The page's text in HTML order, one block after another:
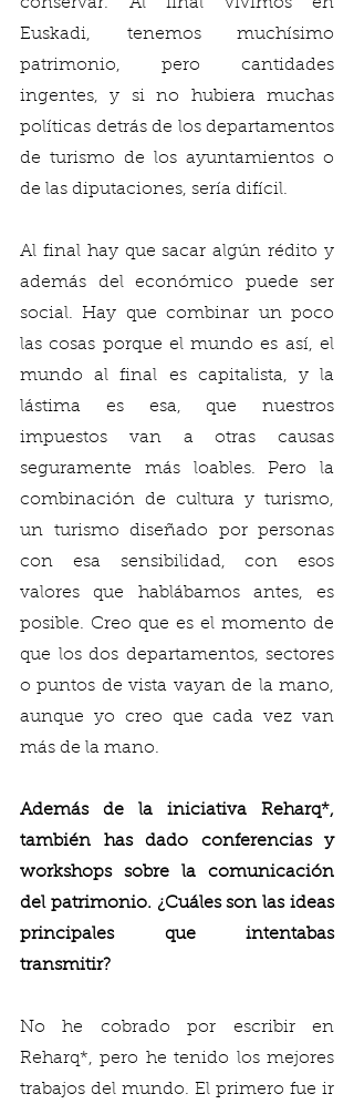
Euskadi, tenemos muchísimo
patrimonio, pero cantidades
ingentes, y si no hubiera muchas
políticas detrás de los departamentos
de turismo de los ayuntamientos o
de las diputaciones, sería difícil.
Al final hay que sacar algún rédito y
además del económico puede ser
social. Hay que combinar un poco
las cosas porque el mundo es así, el
mundo al final es capitalista, y la
lástima es esa, que nuestros
impuestos van a otras causas
seguramente más loables. Pero la
combinación de cultura y turismo,
un turismo diseñado por personas
con esa sensibilidad, con esos
valores que hablábamos antes, es
posible. Creo que es el momento de
que los dos departamentos, sectores
o puntos de vista vayan de la mano,
aunque yo creo que cada vez van
más de la mano.
Además de la iniciativa Reharq*,
también has dado conferencias y
workshops sobre la comunicación
del patrimonio. ¿Cuáles son las ideas
principales que intentabas
transmitir?
No he cobrado por escribir en
Reharq*, pero he tenido los mejores
trabajos del mundo. El primero fue ir